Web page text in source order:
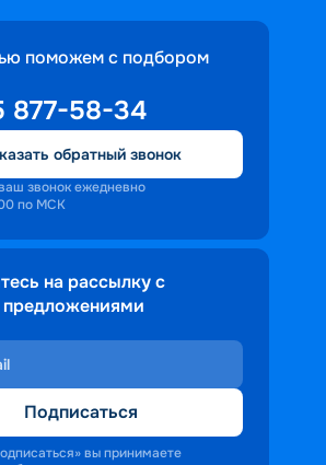
портовыми городами
Греции, Франции и
региона.
поможем с подбором
877-58-34
обратный звонок
звонок ежедневно
по МСК
на рассылку с
Подписаться
вы принимаете